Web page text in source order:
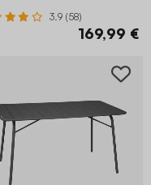
3.9 (58)
169,99 €